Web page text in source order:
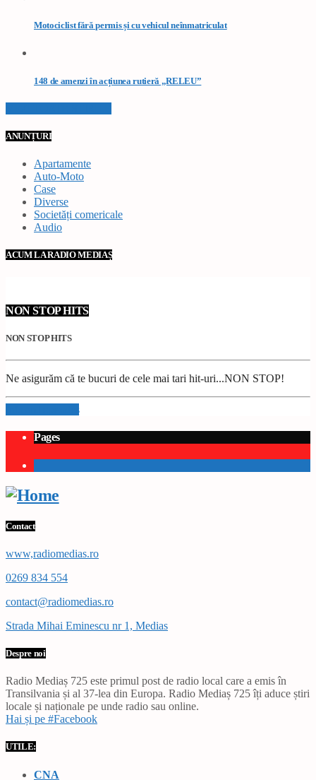
Motociclist fără permis și cu vehicul neînmatriculat
148 de amenzi în acțiunea rutieră „RELEU”
ANUNȚURI
Apartamente
Auto-Moto
Case
Diverse
Societăți comericale
Audio
ACUM LA RADIO MEDIAȘ
NON STOP HITS
NON STOP HITS
Ne asigurăm că te bucuri de cele mai tari hit-uri...NON STOP!
Info and episodes
Pages
Contact
www,radiomedias.ro
0269 834 554
contact@radiomedias.ro
Strada Mihai Eminescu nr 1, Medias
Despre noi
Radio Mediaș 725 este primul post de radio local care a emis în
Transilvania și al 37-lea din Europa. Radio Mediaș 725 îți aduce știri
locale și naționale pe unde radio sau online.
Hai și pe #Facebook
UTILE:
CNA